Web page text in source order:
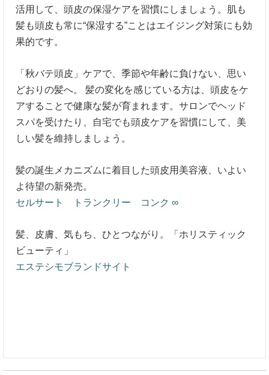
活用して、頭皮の保湿ケアを習慣にしましょう。肌も
髪も頭皮も常に“保湿する”ことはエイジング対策にも効
果的です。
「秋バテ頭皮」ケアで、季節や年齢に負けない、思い
どおりの髪へ。 髪の変化を感じている方は、頭皮をケ
アすることで健康な髪が育まれます。サロンでヘッド
スパを受けたり、自宅でも頭皮ケアを習慣にして、美
しい髪を維持しましょう。
髪の誕生メカニズムに着目した頭皮用美容液、いよい
よ待望の新発売。
セルサート トランクリー コンク ∞
髪、皮膚、気もち、ひとつながり。「ホリスティック
ビューティ」
エステシモブランドサイト